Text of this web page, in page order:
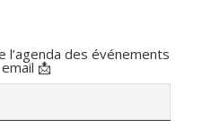
l’agenda des événements
📩